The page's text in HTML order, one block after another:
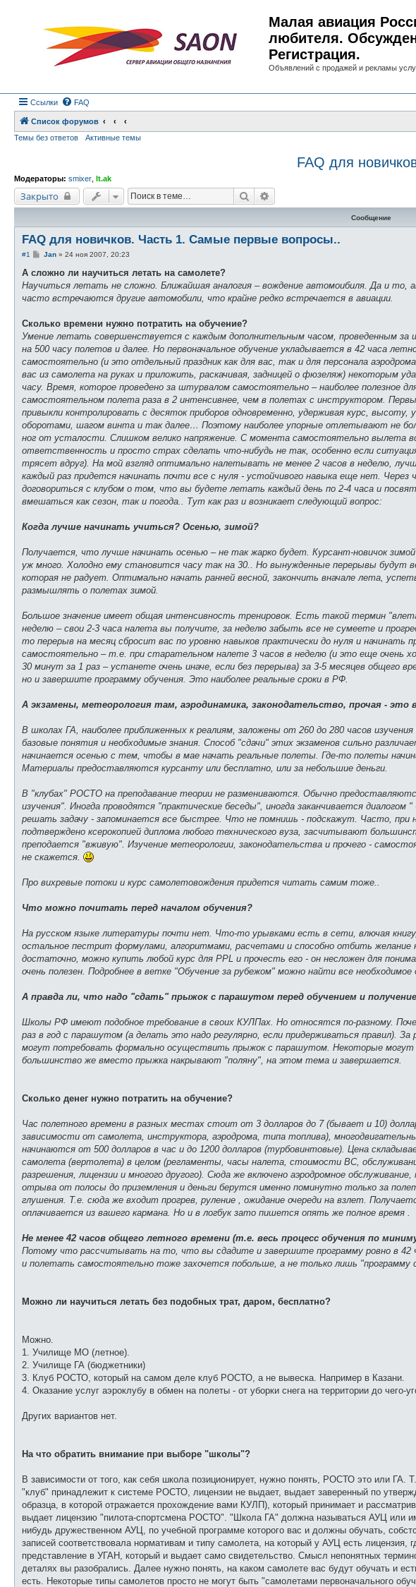
Малая авиация
любителя.
Регистрация.
Объявлений с продажей и рекламы
Ссылки FAQ
Список форумов
Темы без ответов
Активные темы
FAQ для
Модераторы: smixer lt.ak
Закрыто Поиск
Сообщение
FAQ для новичков. Часть 1. Самые первые вопросы..
#1
С
о
щ
е
е
Jan» 24 ноя 2007, 20:23
А сложно ли научиться летать на самолете?
Научиться летать не сложно. Ближайшая аналогия – вождение автомоибиля. Да и то,
часто встречаются другие автомобили, что крайне редко встречается в авиации.
Сколько времени нужно потратить на обучение?
Умение летать совершенствуется с каждым дополнительным часом, проведенным
на 500 часу полетов и далее. Но первоначальное обучение укладывается в 42 часа
самостоятельно (и это отдельный праздник как для вас, так и для персонала
вас из самолета на руках и приложить, раскачивая, задницей о фюзеляж) некоторым
часу. Время, которое проведено за штурвалом самостоятельно – наиболее полезное
самостоятельном полета раза в 2 интенсивнее, чем в полетах с инструктором.
привыкли контролировать с десяток приборов одновременно, удерживая курс,
оборотами, шагом винта и так далее… Поэтому наиболее упорные отлетывают не
ног от усталости. Слишком велико напряжение. С момента самостоятельно вылета
ответственность и просто страх сделать что-нибудь не так, особенно если
трясет вдруг). На мой взгляд оптимально налетывать не менее 2 часов в неделю,
каждый раз придется начинать почти все с нуля - устойчивого навыка еще нет.
договориться с клубом о том, что вы будете летать каждый день по 2-4 часа и
вмешаться как сезон, так и погода.. Тут как раз и возникает следующий вопрос:
Когда лучше начинать учиться? Осенью, зимой?
Получается, что лучше начинать осенью – не так жарко будет. Курсант-новичок
уж много. Холодно ему становится часу так на 30.. Но вынужденные перерывы будут
которая не радует. Оптимально начать ранней весной, закончить вначале лета,
размышлять о полетах зимой.
Большое значение имеет общая интенсивность тренировок. Есть такой термин
неделю – свои 2-3 часа налета вы получите, за неделю забыть все не сумеете и
то перерыв на месяц сбросит вас по уровню навыков практически до нуля и
самостоятельно – т.е. при старательном налете 3 часов в неделю (и это еще очень
30 минут за 1 раз – устанете очень иначе, если без перерыва) за 3-5 месяцев общего
но и завершите программу обучения. Это наиболее реальные сроки в РФ.
А экзамены, метеорология там, аэродинамика, законодательство, прочая - это
В школах ГА, наиболее приближенных к реалиям, заложены от 260 до 280 часов
базовые понятия и необходимые знания. Способ "сдачи" этих экзаменов сильно
начинается осенью с тем, чтобы в мае начать реальные полеты. Где-то полеты
Материалы предоставляются курсанту или бесплатно, или за небольшие деньги.
В "клубах" РОСТО на преподавание теории не размениваются. Обычно
изучения". Иногда проводятся "практические беседы", иногда заканчивается
решать задачу - запоминается все быстрее. Что не помнишь - подскажут. Часто, при
подтверждено ксерокопией диплома любого технического вуза, засчитывают
преподается "вживую". Изучение метеорологии, законодательства и прочего -
не скажется.
Про вихревые потоки и курс самолетовождения придется читать самим тоже..
Что можно почитать перед началом обучения?
На русском языке литературы почти нет. Что-то урывками есть в сети, влючая книгу,
остальное пестрит формулами, алгоритмами, расчетами и способно отбить желание
достаточно, можно купить любой курс для PPL и прочесть его - он несложен для
очень полезен. Подробнее в ветке "Обучение за рубежом" можно найти все необходимое
А правда ли, что надо "сдать" прыжок с парашутом перед обучением и
Школы РФ имеют подобное требование в своих КУЛПах. Но относятся по-разному.
раз в год с парашутом (а делать это надо регулярно, если придерживаться правил).
могут потребовать формально осуществить прыжок с парашутом. Некоторые могут
большинство же вместо прыжка накрывают "поляну", на этом тема и завершается.
Сколько денег нужно потратить на обучение?
Час полетного времени в разных местах стоит от 3 долларов до 7 (бывает и 10)
зависимости от самолета, инструктора, аэродрома, типа топлива),
начинаются от 500 долларов в час и до 1200 долларов (турбовинтовые). Цена
самолета (вертолета) в целом (регламенты, часы налета, стоимости ВС,
разрешения, лицензии и многого другого). Сюда же включено аэродромное
отрыва от полосы до приземления и деньги берутся именно поминутно только за
глушения. Т.е. сюда же входит прогрев, руление , ожидание очереди на взлет.
оплачивается из вашего кармана. Но и в логбук зато пишется опять же полное время .
Не менее 42 часов общего летного времени (т.е. весь процесс обучения по
Потому что рассчитывать на то, что вы сдадите и завершите программу ровно в
и полетать самостоятельно тоже захочется побольше, а не только лишь "программу
Можно ли научиться летать без подобных трат, даром, бесплатно?
Можно.
1. Училище МО (летное).
2. Училище ГА (бюджетники)
3. Клуб РОСТО, который на самом деле клуб РОСТО, а не вывеска. Например в Казани.
4. Оказание услуг аэроклубу в обмен на полеты - от уборки снега на территории до чего-
Других вариантов нет.
На что обратить внимание при выборе "школы"?
В зависимости от того, как себя школа позиционирует, нужно понять, РОСТО это или
"клуб" принадлежит к системе РОСТО, лицензии не выдает, выдает заверенный по
образца, в которой отражается прохождение вами КУЛП), который принимает и
выдает лицензию "пилота-спортсмена РОСТО". "Школа ГА" должна называться АУЦ или
нибудь дружественном АУЦ, по учебной программе которого вас и должны обучать,
записей соответствовала нормативам и типу самолета, на который у АУЦ есть лицензия,
представление в УГАН, который и выдает само свидетельство. Смысл непонятных
деталях вы разобрались. Далее нужно понять, на каком самолете вас будут обучать и
есть. Некоторые типы самолетов просто не могут быть "самолетами первоначального